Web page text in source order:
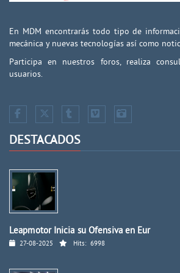
En MDM encontrarás todo tipo de
mecánica y nuevas tecnologías así como
Participa en nuestros foros, realiza
usuarios.
DESTACADOS
Leapmotor Inicia su Ofensiva en Eur
27-08-2025 Hits: 6998